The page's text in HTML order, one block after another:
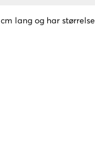
cm lang og har størrelse